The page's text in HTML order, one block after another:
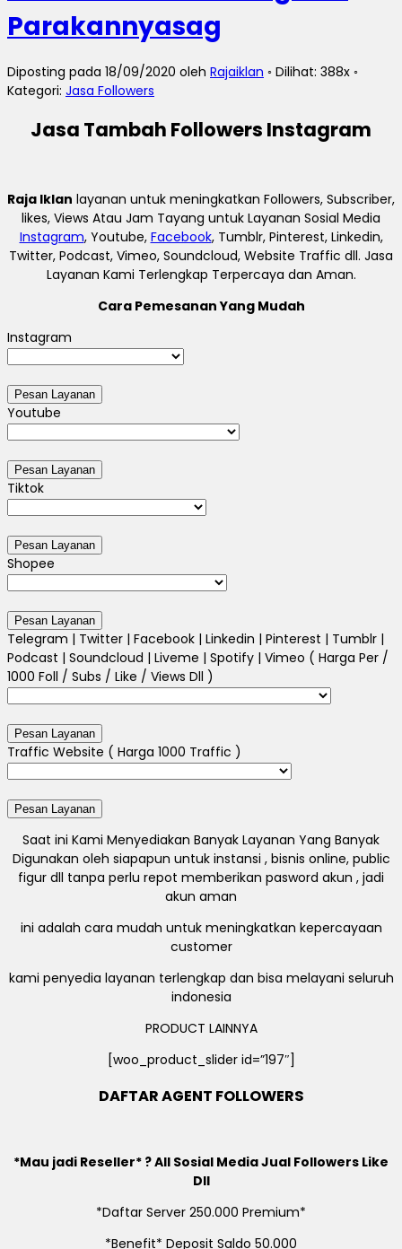
Parakannyasag
Diposting pada 18/09/2020 oleh Rajaiklan ◦ Dilihat: 388x ◦
Kategori: Jasa Followers
Jasa Tambah Followers Instagram
Raja Iklan layanan untuk meningkatkan Followers, Subscriber,
likes, Views Atau Jam Tayang untuk Layanan Sosial Media
Instagram, Youtube, Facebook, Tumblr, Pinterest, Linkedin,
Twitter, Podcast, Vimeo, Soundcloud, Website Traffic dll. Jasa
Layanan Kami Terlengkap Terpercaya dan Aman.
Cara Pemesanan Yang Mudah
Instagram
Youtube
Tiktok
Shopee
Telegram | Twitter | Facebook | Linkedin | Pinterest | Tumblr |
Podcast | Soundcloud | Liveme | Spotify | Vimeo ( Harga Per /
1000 Foll / Subs / Like / Views Dll )
Traffic Website ( Harga 1000 Traffic )
Saat ini Kami Menyediakan Banyak Layanan Yang Banyak
Digunakan oleh siapapun untuk instansi , bisnis online, public
figur dll tanpa perlu repot memberikan pasword akun , jadi
akun aman
ini adalah cara mudah untuk meningkatkan kepercayaan
customer
kami penyedia layanan terlengkap dan bisa melayani seluruh
indonesia
PRODUCT LAINNYA
[woo_product_slider id=”197″]
DAFTAR AGENT FOLLOWERS
*Mau jadi Reseller* ? All Sosial Media Jual Followers Like
Dll
*Daftar Server 250.000 Premium*
*Benefit* Deposit Saldo 50.000